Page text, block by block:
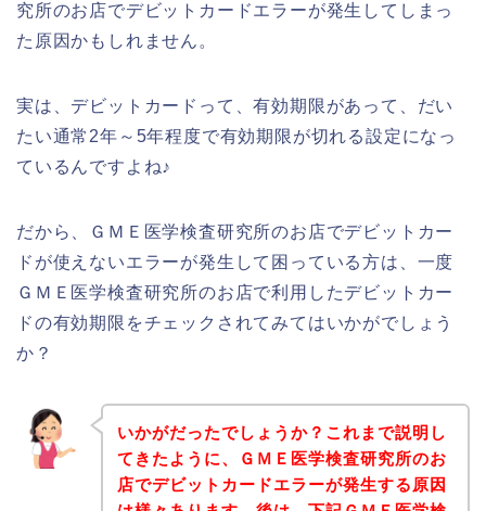
究所のお店でデビットカードエラーが発生してしまっ
た原因かもしれません。
実は、デビットカードって、有効期限があって、だい
たい通常2年～5年程度で有効期限が切れる設定になっ
ているんですよね♪
だから、ＧＭＥ医学検査研究所のお店でデビットカー
ドが使えないエラーが発生して困っている方は、一度
ＧＭＥ医学検査研究所のお店で利用したデビットカー
ドの有効期限をチェックされてみてはいかがでしょう
か？
いかがだったでしょうか？これまで説明し
てきたように、ＧＭＥ医学検査研究所のお
店でデビットカードエラーが発生する原因